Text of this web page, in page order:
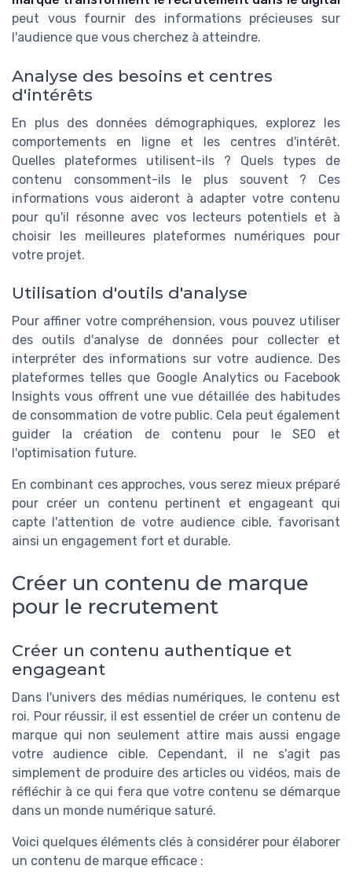
peut vous fournir des informations précieuses sur
l'audience que vous cherchez à atteindre.
Analyse des besoins et centres
d'intérêts
En plus des données démographiques, explorez les
comportements en ligne et les centres d'intérêt.
Quelles plateformes utilisent-ils ? Quels types de
contenu consomment-ils le plus souvent ? Ces
informations vous aideront à adapter votre contenu
pour qu'il résonne avec vos lecteurs potentiels et à
choisir les meilleures plateformes numériques pour
votre projet.
Utilisation d'outils d'analyse
Pour affiner votre compréhension, vous pouvez utiliser
des outils d'analyse de données pour collecter et
interpréter des informations sur votre audience. Des
plateformes telles que Google Analytics ou Facebook
Insights vous offrent une vue détaillée des habitudes
de consommation de votre public. Cela peut également
guider la création de contenu pour le SEO et
l'optimisation future.
En combinant ces approches, vous serez mieux préparé
pour créer un contenu pertinent et engageant qui
capte l'attention de votre audience cible, favorisant
ainsi un engagement fort et durable.
Créer un contenu de marque
pour le recrutement
Créer un contenu authentique et
engageant
Dans l'univers des médias numériques, le contenu est
roi. Pour réussir, il est essentiel de créer un contenu de
marque qui non seulement attire mais aussi engage
votre audience cible. Cependant, il ne s'agit pas
simplement de produire des articles ou vidéos, mais de
réfléchir à ce qui fera que votre contenu se démarque
dans un monde numérique saturé.
Voici quelques éléments clés à considérer pour élaborer
un contenu de marque efficace :